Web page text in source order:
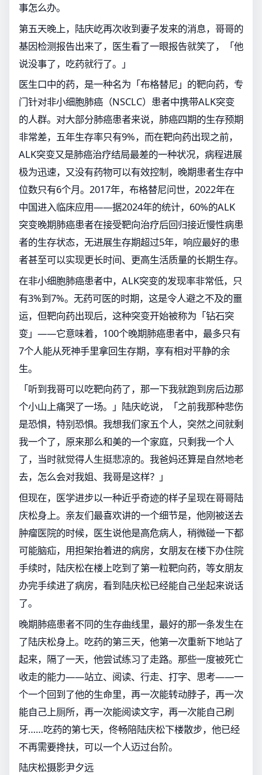
事怎么办。
第五天晚上，陆庆屹再次收到妻子发来的消息，哥哥的
基因检测报告出来了，医生看了一眼报告就笑了，「他
说没事了，吃药就行了。」
医生口中的药，是一种名为「布格替尼」的靶向药，专
门针对非小细胞肺癌（NSCLC）患者中携带ALK突变
的人群。对大部分肺癌患者来说，肺癌四期的生存预期
非常差，五年生存率只有9%，而在靶向药出现之前，
ALK突变又是肺癌治疗结局最差的一种状况，病程进展
极为迅速，又没有药物可以有效控制，晚期患者生存中
位数只有6个月。2017年，布格替尼问世，2022年在
中国进入临床应用——据2024年的统计，60%的ALK
突变晚期肺癌患者在接受靶向治疗后回归接近慢性病患
者的生存状态，无进展生存期超过5年，响应最好的患
者甚至可以实现更长时间、更高生活质量的长期生存。
在非小细胞肺癌患者中，ALK突变的发现率非常低，只
有3%到7%。无药可医的时期，这是令人避之不及的噩
运，但靶向药出现后，这种突变开始被称为「钻石突
变」——它意味着，100个晚期肺癌患者中，最多只有
7个人能从死神手里拿回生存期，享有相对平静的余
生。
「听到我哥可以吃靶向药了，那一下我就跑到房后边那
个小山上痛哭了一场。」陆庆屹说，「之前我那种悲伤
是恐惧，特别恐惧。我想我们家五个人，突然之间就剩
我一个了，原来那么和美的一个家庭，只剩我一个人
了，当时就觉得人生挺悲凉的。我爸妈还算是自然地老
去，怎么会对我姐、我哥是这样？」
但现在，医学进步以一种近乎奇迹的样子呈现在哥哥陆
庆松身上。亲友们最喜欢讲的一个细节是，他刚被送去
肿瘤医院的时候，医生说他是高危病人，稍微碰一下都
可能脑疝，用担架抬着进的病房，女朋友在楼下办住院
手续时，陆庆松在楼上吃到了第一粒靶向药，等女朋友
办完手续进了病房，看到陆庆松已经能自己坐起来说话
了。
晚期肺癌患者不同的生存曲线里，最好的那一条发生在
了陆庆松身上。吃药的第三天，他第一次重新下地站了
起来，隔了一天，他尝试练习了走路。那些一度被死亡
收走的能力——站立、阅读、行走、打字、思考——一
个一个回到了他的生命里，再一次能转动脖子，再一次
能自己上厕所，再一次能阅读文字，再一次能自己刷
牙……吃药的第七天，佟畅陪陆庆松下楼散步，他已经
不再需要搀扶，可以一个人迈过台阶。
陆庆松摄影尹夕远